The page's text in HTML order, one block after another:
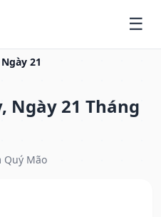
Ngày 21
Ngày 21 Tháng
Quý Mão